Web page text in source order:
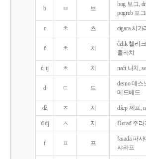
b ㅂ 브
bog 보그,
pogreb 포
c ㅊ 츠 cigara 치가
č ㅊ 치
čelik 첼리
콜라치
ć, tj ㅊ 치 naći 나치,
d ㄷ 드
desno 데스
메드베드
dž ㅈ 지 džep 제프,
đ,dj ㅈ 지 Ðurađ 주라
f ㅍ 프
fasada 파
샤라프